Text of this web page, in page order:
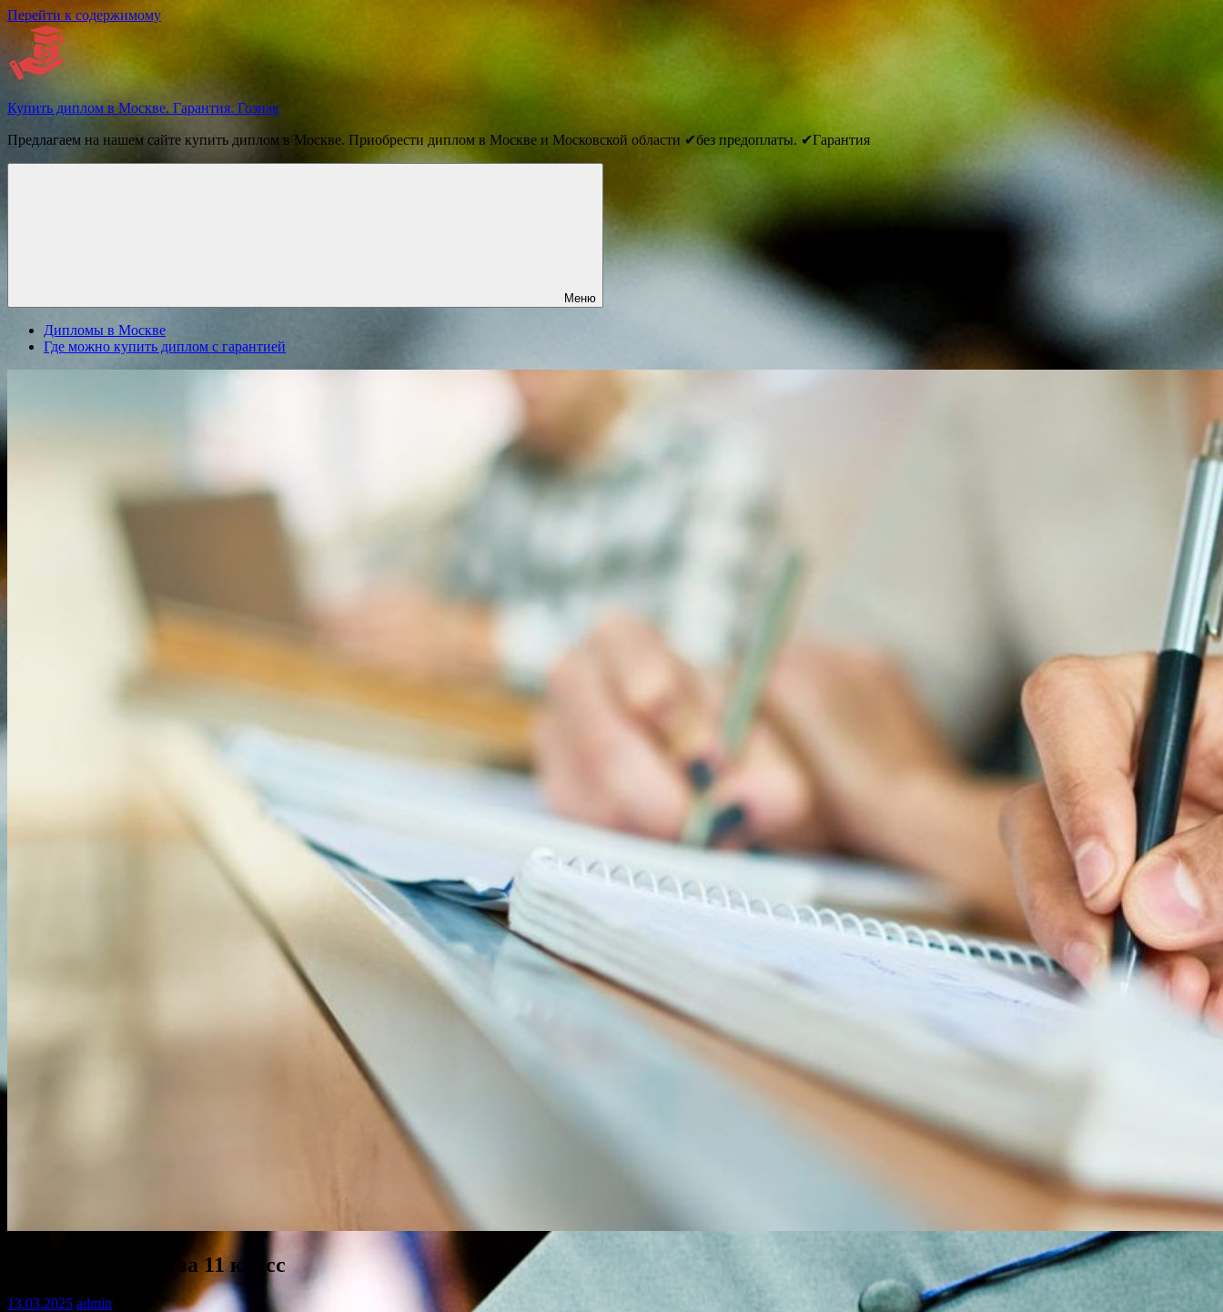
Перейти к содержимому
Купить диплом в Москве. Гарантия. Гознак
Предлагаем на нашем сайте купить диплом в Москве. Приобрести диплом в Москве и Московской области ✔без предоплаты. ✔Гарантия
Меню
Дипломы в Москве
Где можно купить диплом с гарантией
Аттестат купить за 11 класс
13.03.2025 admin